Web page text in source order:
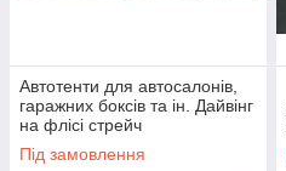
Автотенти для автосалонів,
гаражних боксів та ін. Дайвінг
на флісі стрейч
Під замовлення